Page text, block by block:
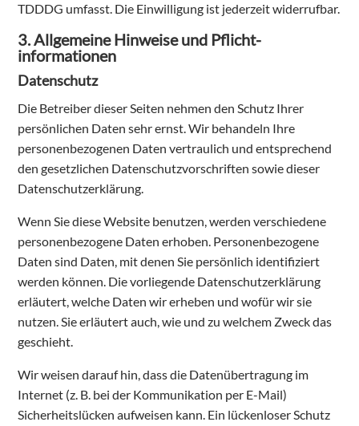
TDDDG umfasst. Die Einwilligung ist jederzeit widerrufbar.
3. Allgemeine Hinweise und Pflicht­
informationen
Datenschutz
Die Betreiber dieser Seiten nehmen den Schutz Ihrer
persönlichen Daten sehr ernst. Wir behandeln Ihre
personenbezogenen Daten vertraulich und entsprechend
den gesetzlichen Datenschutzvorschriften sowie dieser
Datenschutzerklärung.
Wenn Sie diese Website benutzen, werden verschiedene
personenbezogene Daten erhoben. Personenbezogene
Daten sind Daten, mit denen Sie persönlich identifiziert
werden können. Die vorliegende Datenschutzerklärung
erläutert, welche Daten wir erheben und wofür wir sie
nutzen. Sie erläutert auch, wie und zu welchem Zweck das
geschieht.
Wir weisen darauf hin, dass die Datenübertragung im
Internet (z. B. bei der Kommunikation per E-Mail)
Sicherheitslücken aufweisen kann. Ein lückenloser Schutz